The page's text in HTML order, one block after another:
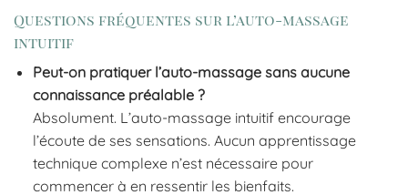
Questions fréquentes sur l’auto-massage
intuitif
Peut-on pratiquer l’auto-massage sans aucune
connaissance préalable ?
Absolument. L’auto-massage intuitif encourage
l’écoute de ses sensations. Aucun apprentissage
technique complexe n’est nécessaire pour
commencer à en ressentir les bienfaits.